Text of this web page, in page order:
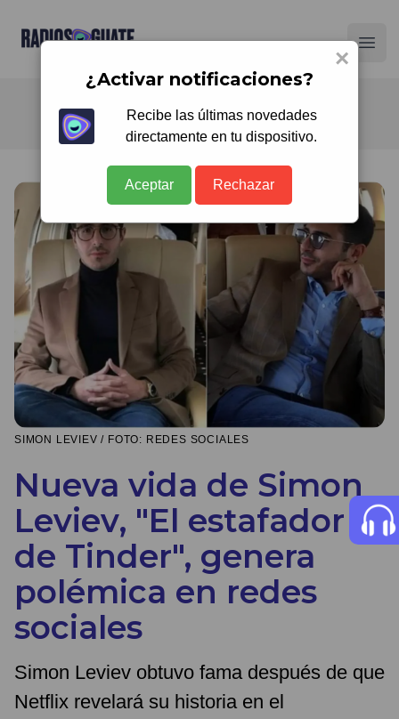
Radios Guate
SIMON LEVIEV / FOTO: REDES SOCIALES
Nueva vida de Simon
Leviev, "El estafador
de Tinder", genera
polémica en redes
sociales
Simon Leviev obtuvo fama después de que
Netflix revelará su historia en el
×
¿Activar notificaciones?
Recibe las últimas novedades
directamente en tu dispositivo.
Aceptar Rechazar